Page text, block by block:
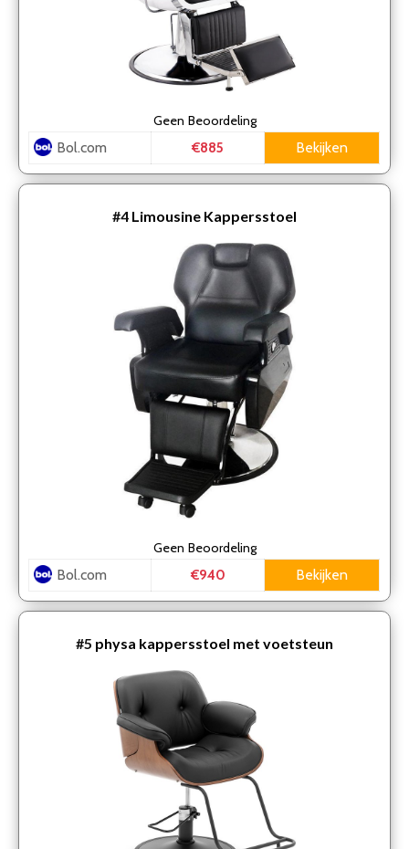
Geen Beoordeling
Bol.com €885 Bekijken
#4 Limousine Kappersstoel
Geen Beoordeling
Bol.com €940 Bekijken
#5 physa kappersstoel met voetsteun